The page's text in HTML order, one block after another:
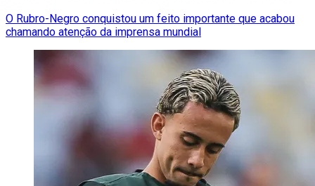
O Rubro-Negro conquistou um feito importante que acabou
chamando atenção da imprensa mundial